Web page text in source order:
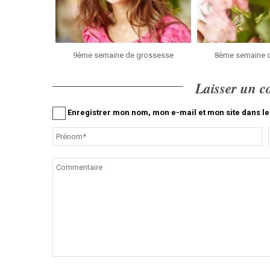
9ème semaine de grossesse 8ème semaine
Laisser un
Enregistrer mon nom, mon e-mail et mon site dans